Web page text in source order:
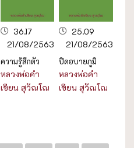
36.17
21/08/2563
ความรู้สึกตัว
หลวงพ่อคำ
เขียน สุวัณโณ
25.09
21/08/2563
ปิดอบายภูมิ
หลวงพ่อคำ
เขียน สุวัณโณ